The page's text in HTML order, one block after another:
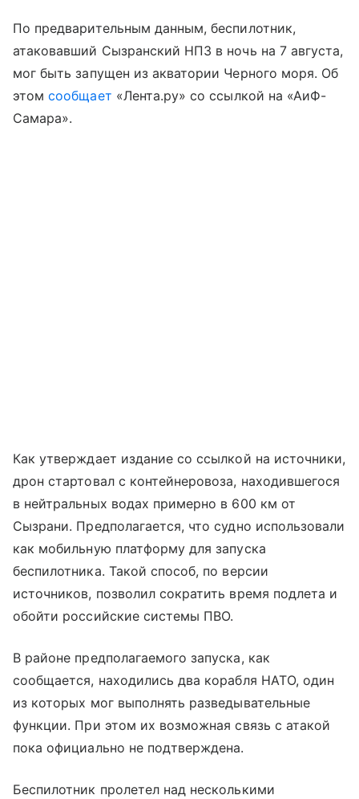
По предварительным данным, беспилотник,
атаковавший Сызранский НПЗ в ночь на 7 августа,
мог быть запущен из акватории Черного моря. Об
этомсообщает «Лента.ру» со ссылкой на «АиФ-
Самара».
Как утверждает издание со ссылкой на источники,
дрон стартовал с контейнеровоза, находившегося
в нейтральных водах примерно в 600 км от
Сызрани. Предполагается, что судно использовали
как мобильную платформу для запуска
беспилотника. Такой способ, по версии
источников, позволил сократить время подлета и
обойти российские системы ПВО.
В районе предполагаемого запуска, как
сообщается, находились два корабля НАТО, один
из которых мог выполнять разведывательные
функции. При этом их возможная связь с атакой
пока официально не подтверждена.
Беспилотник пролетел над несколькими